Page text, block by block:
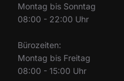
Montag bis Sonntag
08:00 - 22:00 Uhr
Bürozeiten:
Montag bis Freitag
08:00 - 15:00 Uhr